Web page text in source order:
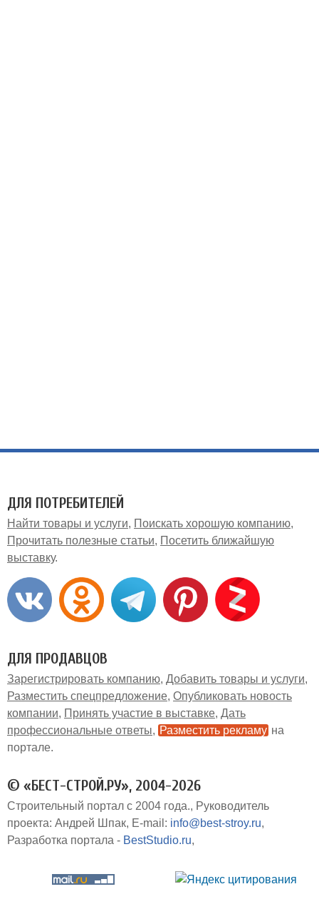
ДЛЯ ПОТРЕБИТЕЛЕЙ
Найти товары и услуги
Поискать хорошую компанию
Прочитать полезные статьи
Посетить ближайшую
выставку
ДЛЯ ПРОДАВЦОВ
Зарегистрировать компанию Добавить товары и услуги
Разместить спецпредложение Опубликовать новость
компании
Принять участие в выставке Дать
профессиональные ответы
Разместить рекламу на
портале
© «БЕСТ-СТРОЙ.РУ», 2004-2026
Строительный портал с 2004 года.
Руководитель
проекта: Андрей Шпак E-mail: info@best-stroy.ru
Разработка портала - BestStudio.ru